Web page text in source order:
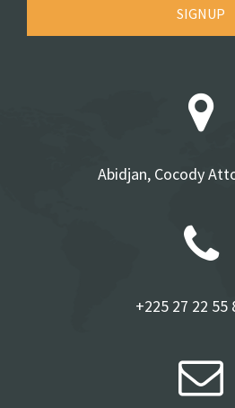
SIGNUP
Abidjan, Cocody
+225 27 22 55